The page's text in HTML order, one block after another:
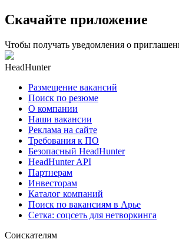
Скачайте приложение
Чтобы получать уведомления о
HeadHunter
Размещение вакансий
Поиск по резюме
О компании
Наши вакансии
Реклама на сайте
Требования к ПО
Безопасный HeadHunter
HeadHunter API
Партнерам
Инвесторам
Каталог компаний
Поиск по вакансиям в Арье
Сетка: соцсеть для нетворкинга
Соискателям